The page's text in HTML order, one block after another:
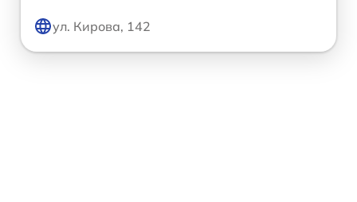
ул. Кирова, 142